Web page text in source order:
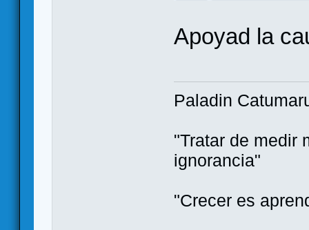
Apoyad la
Paladin
"Tratar de medir
ignorancia"
"Crecer es